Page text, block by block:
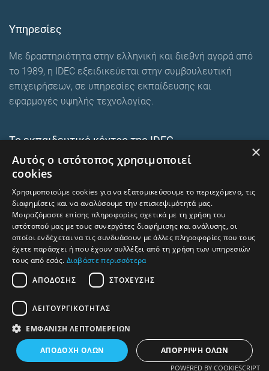
Υπηρεσίες
Με δραστηριότητα στην ελληνική και διεθνή αγορά από
το 1989, η IDEC εξειδικεύεται στην συμβουλευτική
επιχειρήσεων, σε υπηρεσίες εκπαίδευσης και
εφαρμογές υψηλής τεχνολογίας.
Το εκπαιδευτικό κέντρο της IDEC
Ευρωπαϊκά εκπαιδευτικά προγράμματα
Ενδοεταιρικά σεμινάρια
trainingcentre.gr
Όροι χρήσης – Προστασία προσωπικών δεδομένων
×
Αυτός ο ιστότοπος χρησιμοποιεί
cookies
Χρησιμοποιούμε cookies για να εξατομικεύσουμε το περιεχόμενο, τις
διαφημίσεις και να αναλύσουμε την επισκεψιμότητά μας.
Μοιραζόμαστε επίσης πληροφορίες σχετικά με τη χρήση του
ιστότοπού μας με τους συνεργάτες διαφήμισης και ανάλυσης, οι
οποίοι ενδέχεται να τις συνδυάσουν με άλλες πληροφορίες που τους
έχετε παράσχει ή που έχουν συλλέξει από τη χρήση των υπηρεσιών
τους από εσάς. Διαβάστε περισσότερα
ΑΠΌΔΟΣΗΣ
ΣΤΌΧΕΥΣΗΣ
ΛΕΙΤΟΥΡΓΙΚΌΤΗΤΑΣ
ΕΜΦΆΝΙΣΗ ΛΕΠΤΟΜΕΡΕΙΏΝ
ΑΠΟΔΟΧΉ ΌΛΩΝ ΑΠΌΡΡΙΨΗ ΌΛΩΝ
POWERED BY COOKIESCRIPT